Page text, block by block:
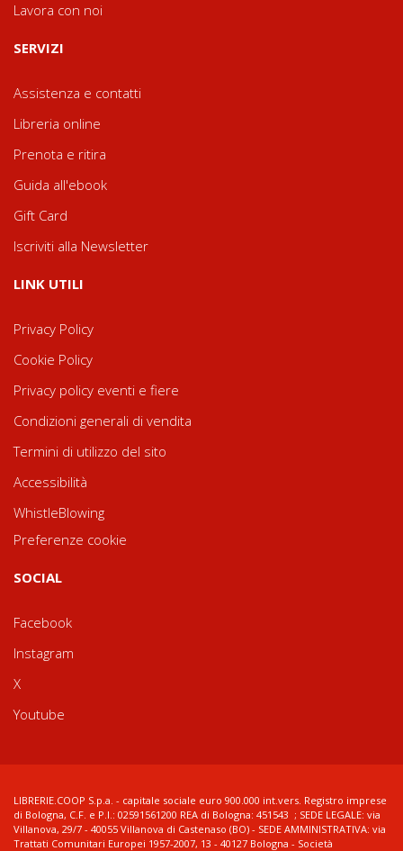
Lavora con noi
SERVIZI
Assistenza e contatti
Libreria online
Prenota e ritira
Guida all'ebook
Gift Card
Iscriviti alla Newsletter
LINK UTILI
Privacy Policy
Cookie Policy
Privacy policy eventi e fiere
Condizioni generali di vendita
Termini di utilizzo del sito
Accessibilità
WhistleBlowing
Preferenze cookie
SOCIAL
Facebook
Instagram
X
Youtube
LIBRERIE.COOP S.p.a. - capitale sociale euro 900.000 int.vers. Registro imprese
di Bologna, C.F. e P.I.: 02591561200 REA di Bologna: 451543 ; SEDE LEGALE: via
Villanova, 29/7 - 40055 Villanova di Castenaso (BO) - SEDE AMMINISTRATIVA: via
Trattati Comunitari Europei 1957-2007, 13 - 40127 Bologna - Società